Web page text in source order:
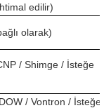
edilir)
olarak)
/ Shimge / İsteğe
/ Vontron / İsteğe